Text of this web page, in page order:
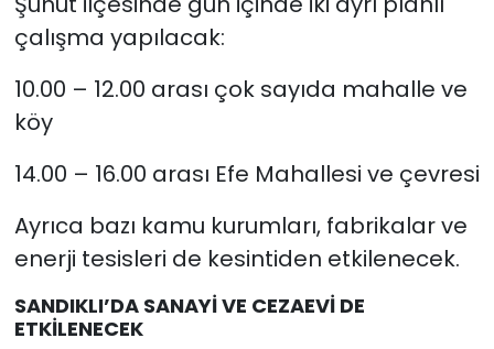
çalışma yapılacak:
10.00 – 12.00 arası çok sayıda mahalle ve
köy
14.00 – 16.00 arası Efe Mahallesi ve çevresi
Ayrıca bazı kamu kurumları, fabrikalar ve
enerji tesisleri de kesintiden etkilenecek.
SANDIKLI’DA SANAYİ VE CEZAEVİ DE
ETKİLENECEK